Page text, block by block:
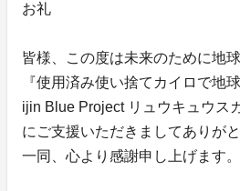
お礼
皆様、この度は未来のために地
『使用済み使い捨てカイロで地
ijin Blue Project リュウキュウス
にご支援いただきましてありが
一同、心より感謝申し上げます。